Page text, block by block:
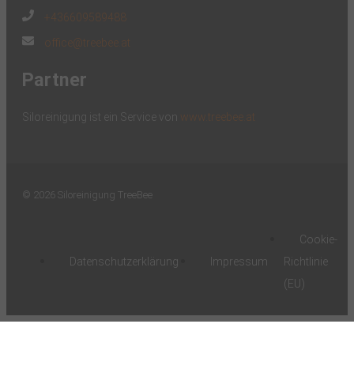
+436609589488
office@treebee.at
Partner
Siloreinigung ist ein Service von www.treebee.at
© 2026 Siloreinigung TreeBee
Datenschutzerklärung Impressum
Cookie-
Richtlinie
(EU)